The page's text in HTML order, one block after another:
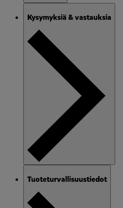
Kysymyksiä & vastauksia
Tuoteturvallisuustiedot